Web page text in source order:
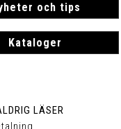
och tips
Kataloger
LÄSER